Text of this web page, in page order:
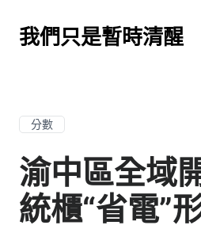
我們只是暫時清醒
分數
渝中區全域
統櫃“省電”